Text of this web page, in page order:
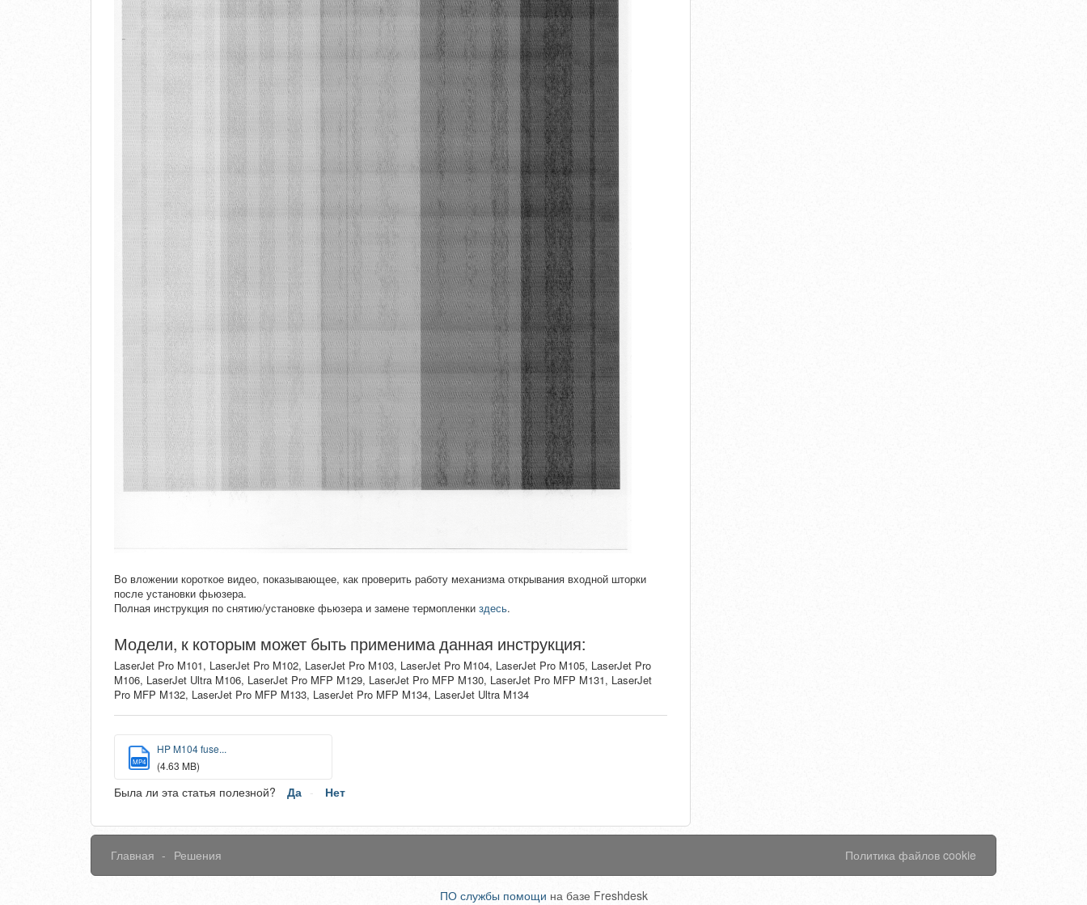
Во вложении короткое видео, показывающее, как проверить работу механизма открывания входной шторки
после установки фьюзера.
Полная инструкция по снятию/установке фьюзера и замене термопленки здесь.
Модели, к которым может быть применима данная инструкция:
LaserJet Pro M101, LaserJet Pro M102, LaserJet Pro M103, LaserJet Pro M104, LaserJet Pro M105, LaserJet Pro
M106, LaserJet Ultra M106, LaserJet Pro MFP M129, LaserJet Pro MFP M130, LaserJet Pro MFP M131, LaserJet
Pro MFP M132, LaserJet Pro MFP M133, LaserJet Pro MFP M134, LaserJet Ultra M134
MP4
HP M104 fuse...
(4.63 MB)
Была ли эта статья полезной? Да Нет
Главная Решения Политика файлов cookie
ПО службы помощи на базе Freshdesk